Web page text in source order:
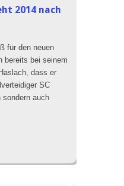
2014 nach
für den neuen
bereits bei seinem
dass er
SC
sondern auch